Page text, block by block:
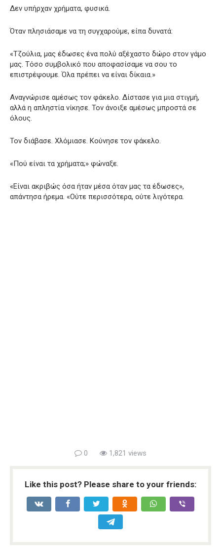
Δεν υπήρχαν χρήματα, φυσικά.
Όταν πλησιάσαμε να τη συγχαρούμε, είπα δυνατά:
«Τζούλια, μας έδωσες ένα πολύ αξέχαστο δώρο στον γάμο
μας. Τόσο συμβολικό που αποφασίσαμε να σου το
επιστρέψουμε. Όλα πρέπει να είναι δίκαια.»
Αναγνώρισε αμέσως τον φάκελο. Δίστασε για μια στιγμή,
αλλά η απληστία νίκησε. Τον άνοιξε αμέσως μπροστά σε
όλους.
Τον διάβασε. Χλόμιασε. Κούνησε τον φάκελο.
«Πού είναι τα χρήματα;» φώναξε.
«Είναι ακριβώς όσα ήταν μέσα όταν μας τα έδωσες»,
απάντησα ήρεμα. «Ούτε περισσότερα, ούτε λιγότερα.
0 1,821 views
Like this post? Please share to your friends: